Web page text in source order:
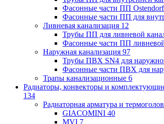
Фасонные части ПП
Фасонные части ПП для
Ливневая канализация 12
Трубы ПП для ливневой
Фасонные части ПП
Наружная канализация 97
Трубы ПВХ SN4 для
Фасонные части ПВХ для
Трапы канализационные 6
Радиаторы, конвекторы и
134
Радиаторная арматура и
GIACOMINI 40
MVI 7